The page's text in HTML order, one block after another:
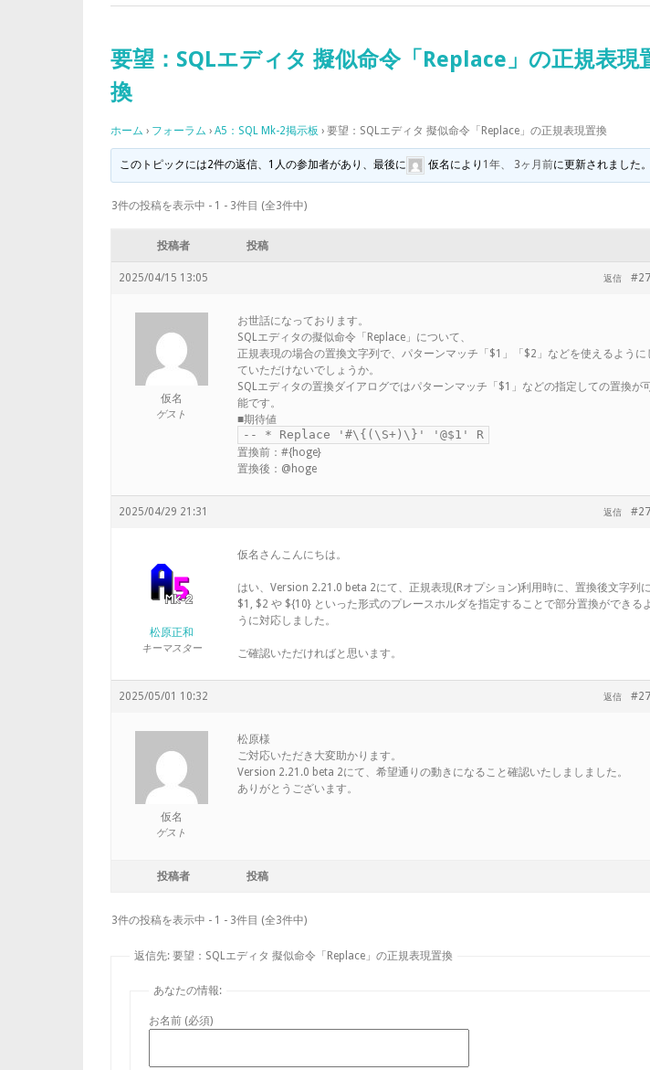
要望：SQLエディタ 擬似命令「Replace」の正規表現
換
ホーム › フォーラム › A5：SQL Mk-2掲示板 › 要望：SQLエディタ 擬似命令「Replace」の正規表現置換
このトピックには2件の返信、1人の参加者があり、最後に 仮名 により 1年、 3ヶ月前に更新されました。
3件の投稿を表示中 - 1 - 3件目 (全3件中)
投稿者 投稿
2025/04/15 13:05 返信
仮名
ゲスト
お世話になっております。
SQLエディタの擬似命令「Replace」について、
正規表現の場合の置換文字列で、パターンマッチ「$1」「$2」などを使えるように
ていただけないでしょうか。
SQLエディタの置換ダイアログではパターンマッチ「$1」などの指定しての置換が
能です。
■期待値
-- * Replace '#\{(\S+)\}' '@$1' R
置換前：#{hoge}
置換後：@hoge
2025/04/29 21:31 返信
松原正和
キーマスター
仮名さんこんにちは。
はい、Version 2.21.0 beta 2にて、正規表現(Rオプション)利用時に、置換後文字列に
$1, $2 や ${10} といった形式のプレースホルダを指定することで部分置換ができるよ
うに対応しました。
ご確認いただければと思います。
2025/05/01 10:32 返信
仮名
ゲスト
松原様
ご対応いただき大変助かります。
Version 2.21.0 beta 2にて、希望通りの動きになること確認いたしましました。
ありがとうございます。
投稿者 投稿
3件の投稿を表示中 - 1 - 3件目 (全3件中)
返信先: 要望：SQLエディタ 擬似命令「Replace」の正規表現置換
あなたの情報:
お名前 (必須)